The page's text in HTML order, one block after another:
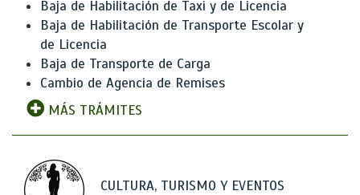
Baja de Habilitación de Taxi y de Licencia
Baja de Habilitación de Transporte Escolar y
de Licencia
Baja de Transporte de Carga
Cambio de Agencia de Remises
MÁS TRÁMITES
CULTURA, TURISMO Y EVENTOS